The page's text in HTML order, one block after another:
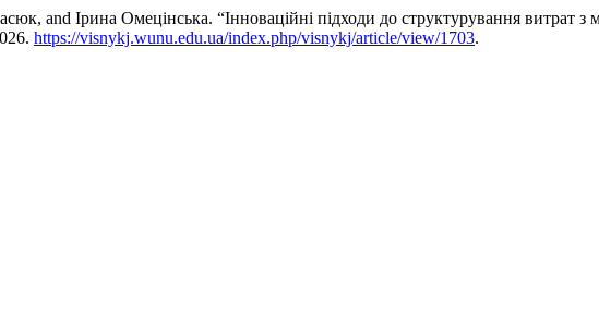
and Ірина Омецінська. “Інноваційні підходи до структурування витрат з
https://visnykj.wunu.edu.ua/index.php/visnykj/article/view/1703.